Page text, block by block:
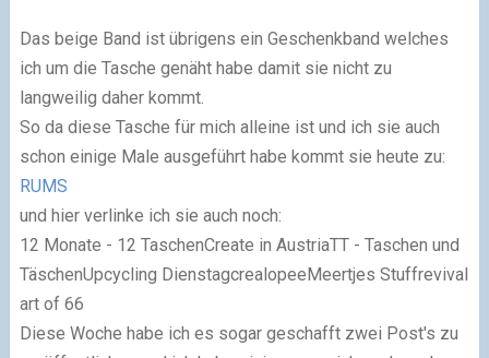
Das beige Band ist übrigens ein Geschenkband welches
ich um die Tasche genäht habe damit sie nicht zu
langweilig daher kommt.
So da diese Tasche für mich alleine ist und ich sie auch
schon einige Male ausgeführt habe kommt sie heute zu:
RUMS
und hier verlinke ich sie auch noch:
12 Monate - 12 TaschenCreate in AustriaTT - Taschen und
TäschenUpcycling DienstagcrealopeeMeertjes Stuffrevival
art of 66
Diese Woche habe ich es sogar geschafft zwei Post's zu